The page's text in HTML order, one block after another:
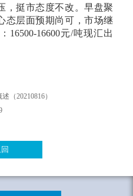
，挺市态度不改。早盘聚
态层面预期尚可，市场继
16500-16600元/吨现汇出
（20210816）